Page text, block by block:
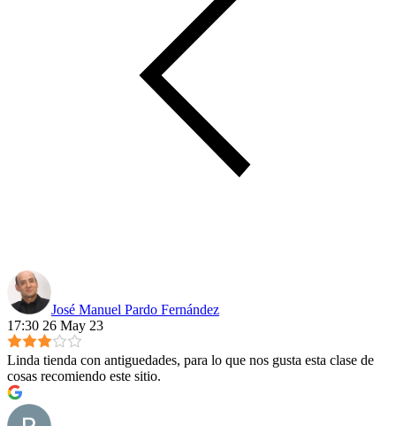
José Manuel Pardo Fernández
17:30 26 May 23
Linda tienda con antiguedades, para lo que nos gusta esta clase de
cosas recomiendo este sitio.